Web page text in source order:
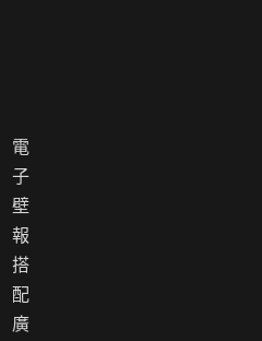
電
子
壁
報
搭
配
廣